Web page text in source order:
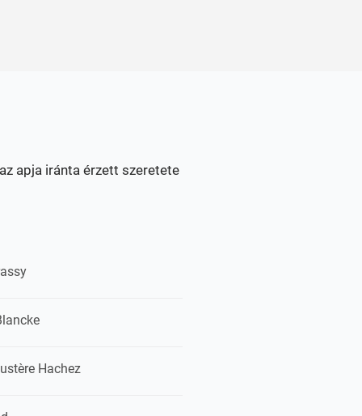
apja iránta érzett szeretete
Hachez